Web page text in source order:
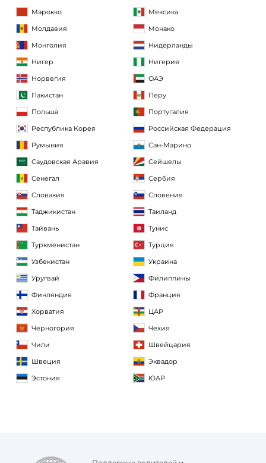
Марокко
Мексика
Молдавия
Монако
Монголия
Нидерланды
Нигер
Нигерия
Норвегия
ОАЭ
Пакистан
Перу
Польша
Португалия
Республика Корея
Российская Федерация
Румыния
Сан-Марино
Саудовская Аравия
Сейшелы
Сенегал
Сербия
Словакия
Словения
Таджикистан
Таиланд
Тайвань
Тунис
Туркменистан
Турция
Узбекистан
Украина
Уругвай
Филиппины
Финляндия
Франция
Хорватия
ЦАР
Черногория
Чехия
Чили
Швейцария
Швеция
Эквадор
Эстония
ЮАР